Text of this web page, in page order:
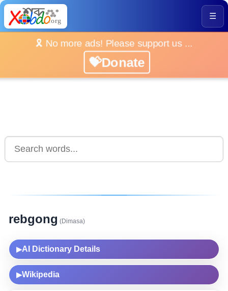
☰
🎗️ No more ads! Please support us ...
💝Donate
rebgong (Dimasa)
▶AI Dictionary Details
▶Wikipedia